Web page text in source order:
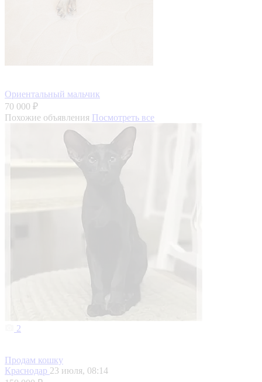
Ориентальный мальчик
70 000 ₽
Похожие объявления Посмотреть все
2
Продам кошку
Краснодар 23 июля, 08:14